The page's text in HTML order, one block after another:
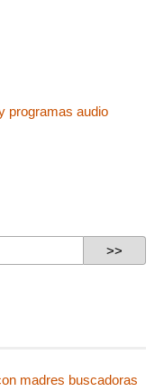
programas audio
madres buscadoras